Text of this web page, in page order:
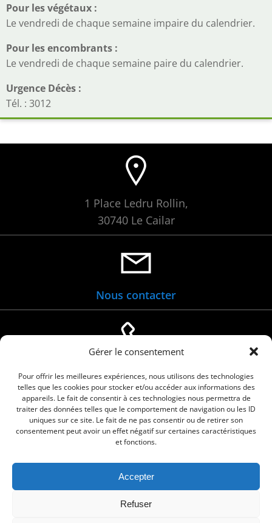
Gérer le consentement
Pour offrir les meilleures expériences, nous utilisons des technologies
telles que les cookies pour stocker et/ou accéder aux informations des
appareils. Le fait de consentir à ces technologies nous permettra de
traiter des données telles que le comportement de navigation ou les ID
uniques sur ce site. Le fait de ne pas consentir ou de retirer son
consentement peut avoir un effet négatif sur certaines caractéristiques
et fonctions.
Accepter
Refuser
Pour les végétaux :
Le vendredi de chaque semaine impaire du calendrier.
Pour les encombrants :
Le vendredi de chaque semaine paire du calendrier.
Urgence Décès :
Tél. : 3012
1 Place Ledru Rollin,
30740 Le Cailar
Nous contacter
04 66 88 01 05
© 2026 Commune de Le Cailar. Service proposé